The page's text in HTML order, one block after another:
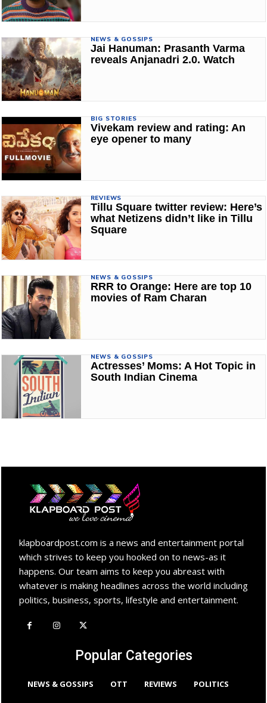
NEWS & GOSSIPS
Jai Hanuman: Prasanth Varma
reveals Anjanadri 2.0. Watch
BIG STORIES
Vivekam review and rating: An
eye opener to many
REVIEWS
Tillu Square twitter review: Here’s
what Netizens didn’t like in Tillu
Square
NEWS & GOSSIPS
RRR to Orange: Here are top 10
movies of Ram Charan
NEWS & GOSSIPS
Actresses’ Moms: A Hot Topic in
South Indian Cinema
klapboardpost.com is a news and entertainment portal
which strives to keep you hooked on to news-as it
happens. Our team aims to keep you abreast with
whatever is making headlines across the world including
politics, business, sports, lifestyle and entertainment.
Popular Categories
NEWS & GOSSIPS OTT REVIEWS POLITICS